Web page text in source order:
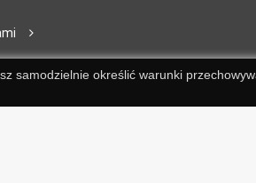
określić warunki